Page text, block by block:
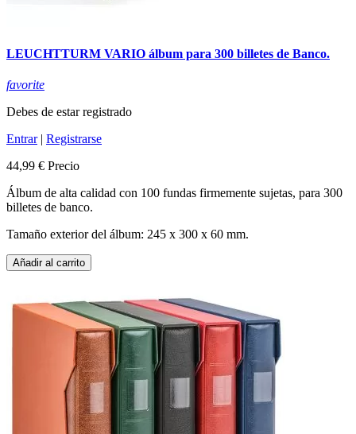
LEUCHTTURM VARIO álbum para 300 billetes de Banco.
favorite
Debes de estar registrado
Entrar| Registrarse
44,99 € Precio
Álbum de alta calidad con 100 fundas firmemente sujetas, para 300
billetes de banco.
Tamaño exterior del álbum: 245 x 300 x 60 mm.
Añadir al carrito